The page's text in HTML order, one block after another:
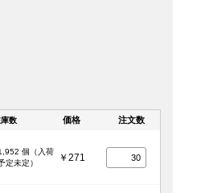
数 価格 注文数
個（入荷
定未定）
￥271